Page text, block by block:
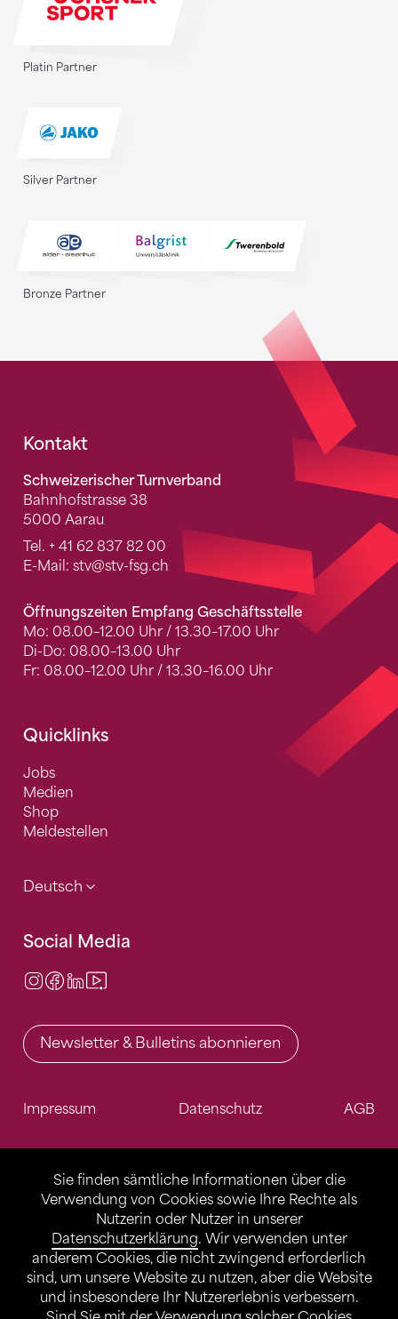
Sie finden sämtliche Informationen über die
Verwendung von Cookies sowie Ihre Rechte als
Nutzerin oder Nutzer in unserer
Datenschutzerklärung. Wir verwenden unter
anderem Cookies, die nicht zwingend erforderlich
sind, um unsere Website zu nutzen, aber die Website
und insbesondere Ihr Nutzererlebnis verbessern.
Platin Partner
Silver Partner
Bronze Partner
Fusszeile
Kontakt
Schweizerischer Turnverband
Bahnhofstrasse 38
5000 Aarau
Tel. + 41 62 837 82 00
E-Mail: stv@stv-fsg.ch
Öffnungszeiten Empfang Geschäftsstelle
Mo: 08.00–12.00 Uhr / 13.30–17.00 Uhr
Di-Do: 08.00–13.00 Uhr
Fr: 08.00–12.00 Uhr / 13.30–16.00 Uhr
Quicklinks
Jobs
Medien
Shop
Meldestellen
Deutsch
Social Media
Instagram
Facebook
LinkedIn
Newsletter & Bulletins abonnieren
Impressum Datenschutz AGB